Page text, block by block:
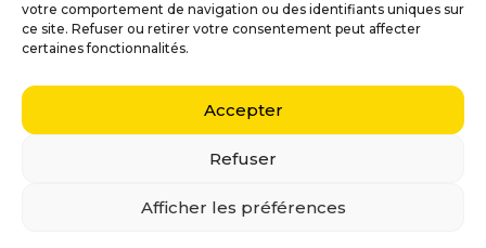
votre comportement de navigation ou des identifiants uniques sur
ce site. Refuser ou retirer votre consentement peut affecter
certaines fonctionnalités.
Accepter
Refuser
Afficher les préférences
Jan+32 (0) 477 732 949
Véronique+32 (0) 472 562 684
Middelmolenlaan 100
2100 Deurne
Nederlands(Néerlandais) English